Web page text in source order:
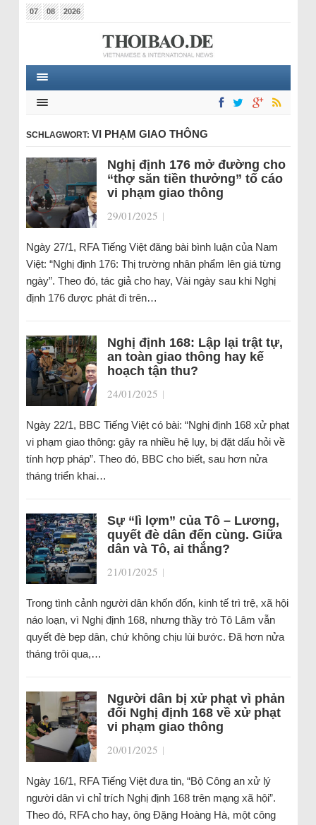
07 08 2026
SCHLAGWORT: VI PHẠM GIAO THÔNG
Nghị định 176 mở đường cho
“thợ săn tiền thưởng” tố cáo
vi phạm giao thông
29/01/2025 |
Ngày 27/1, RFA Tiếng Việt đăng bài bình luận của Nam
Việt: “Nghị định 176: Thị trường nhân phẩm lên giá từng
ngày”. Theo đó, tác giả cho hay, Vài ngày sau khi Nghị
định 176 được phát đi trên…
Nghị định 168: Lập lại trật tự,
an toàn giao thông hay kế
hoạch tận thu?
24/01/2025 |
Ngày 22/1, BBC Tiếng Việt có bài: “Nghị định 168 xử phạt
vi phạm giao thông: gây ra nhiều hệ lụy, bị đặt dấu hỏi về
tính hợp pháp”. Theo đó, BBC cho biết, sau hơn nửa
tháng triển khai…
Sự “lì lợm” của Tô – Lương,
quyết đè dân đến cùng. Giữa
dân và Tô, ai thắng?
21/01/2025 |
Trong tình cảnh người dân khốn đốn, kinh tế trì trệ, xã hội
náo loạn, vì Nghị định 168, nhưng thầy trò Tô Lâm vẫn
quyết đè bẹp dân, chứ không chịu lùi bước. Đã hơn nửa
tháng trôi qua,…
Người dân bị xử phạt vì phản
đối Nghị định 168 về xử phạt
vi phạm giao thông
20/01/2025 |
Ngày 16/1, RFA Tiếng Việt đưa tin, “Bộ Công an xử lý
người dân vì chỉ trích Nghị định 168 trên mạng xã hội”.
Theo đó, RFA cho hay, ông Đặng Hoàng Hà, một công